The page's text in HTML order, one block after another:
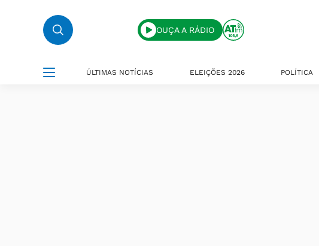
OUÇA A RÁDIO
ÚLTIMAS NOTÍCIAS ELEIÇÕES 2026 POLÍTICA